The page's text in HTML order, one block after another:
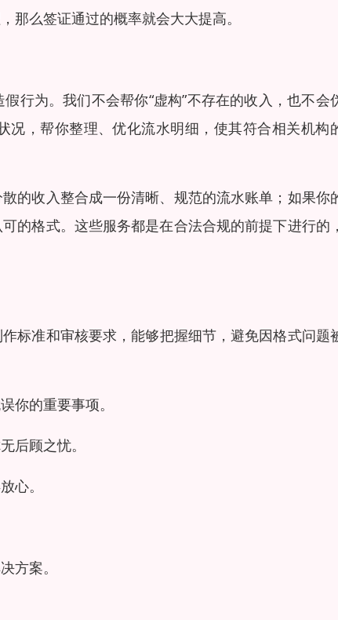
那么签证通过的概率就会大大提高。
行为。我们不会帮你“虚构”不存在的收入，也不会
，帮你整理、优化流水明细，使其符合相关机构
的收入整合成一份清晰、规范的流水账单；如果你
的格式。这些服务都是在合法合规的前提下进行的
标准和审核要求，能够把握细节，避免因格式问题
你的重要事项。
后顾之忧。
心。
方案。